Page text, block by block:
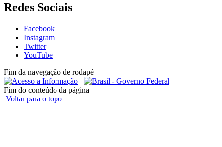
Redes Sociais
Facebook
Instagram
Twitter
YouTube
Fim da navegação de rodapé
Fim do conteúdo da página
Voltar para o topo